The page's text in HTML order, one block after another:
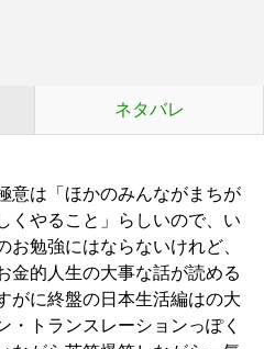
ネタバレ
意は「ほかのみんながまちが
くやること」らしいので、い
お勉強にはならないけれど、
金的人生の大事な話が読める
がに終盤の日本生活編はの大
・トランスレーションっぽく